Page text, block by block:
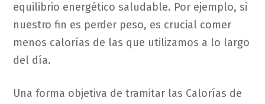
equilibrio energético saludable. Por ejemplo, si
nuestro fin es perder peso, es crucial comer
menos calorías de las que utilizamos a lo largo
del día.
Una forma objetiva de tramitar las Calorías de